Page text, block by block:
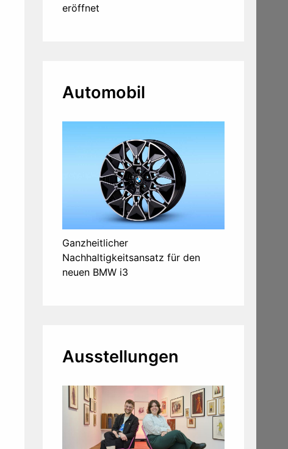
eröffnet
Automobil
Ganzheitlicher
Nachhaltigkeitsansatz für den
neuen BMW i3
Ausstellungen